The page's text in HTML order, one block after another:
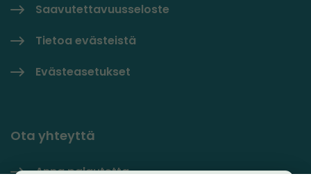
Saavutettavuusseloste
Tietoa evästeistä
Evästeasetukset
Ota yhteyttä
Anna palautetta